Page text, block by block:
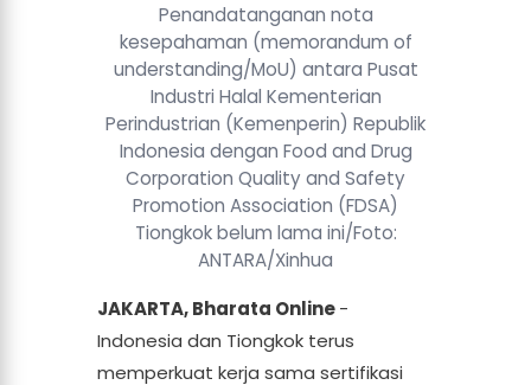
Penandatanganan nota
kesepahaman (memorandum of
understanding/MoU) antara Pusat
Industri Halal Kementerian
Perindustrian (Kemenperin) Republik
Indonesia dengan Food and Drug
Corporation Quality and Safety
Promotion Association (FDSA)
Tiongkok belum lama ini/Foto:
ANTARA/Xinhua
JAKARTA, Bharata Online-
Indonesia dan Tiongkok terus
memperkuat kerja sama sertifikasi